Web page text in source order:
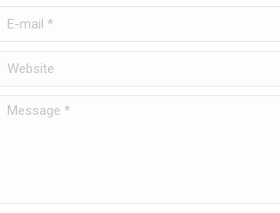
E-mail *
Website
Message *